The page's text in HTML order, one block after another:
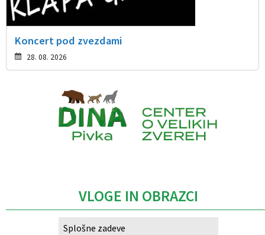
Koncert pod zvezdami
28. 08. 2026
VLOGE IN OBRAZCI
Splošne zadeve